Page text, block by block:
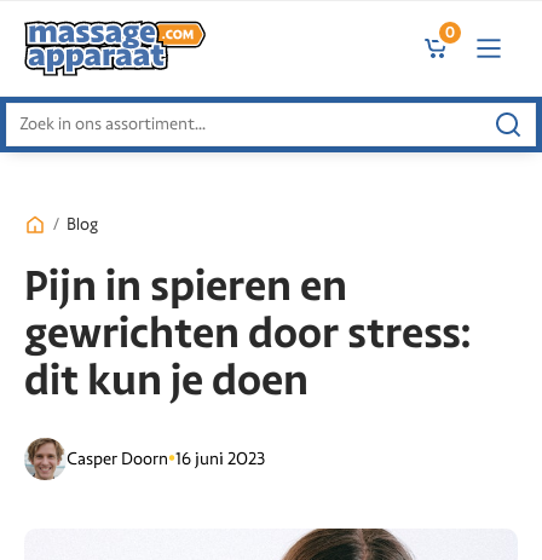
0
Zoeken
naar:
/ Blog
Pijn in spieren en
gewrichten door stress:
dit kun je doen
Casper Doorn•16 juni 2023